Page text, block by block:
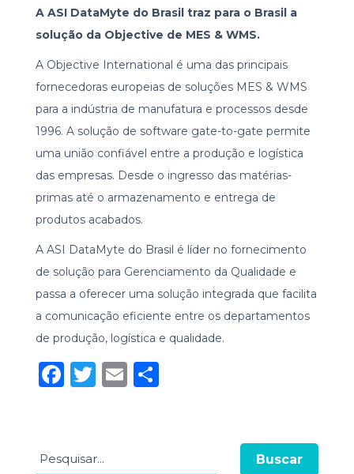
A ASI DataMyte do Brasil traz para o Brasil a
solução da Objective de MES & WMS.
A Objective International é uma das principais
fornecedoras europeias de soluções MES & WMS
para a indústria de manufatura e processos desde
1996. A solução de software gate-to-gate permite
uma união confiável entre a produção e logística
das empresas. Desde o ingresso das matérias-
primas até o armazenamento e entrega de
produtos acabados.
A ASI DataMyte do Brasil é líder no fornecimento
de solução para Gerenciamento da Qualidade e
passa a oferecer uma solução integrada que facilita
a comunicação eficiente entre os departamentos
de produção, logística e qualidade.
Facebook
Twitter
Email
Buscar